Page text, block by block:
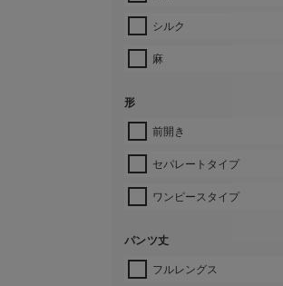
シルク
麻
形
前開き
セパレートタイプ
ワンピースタイプ
パンツ丈
フルレングス